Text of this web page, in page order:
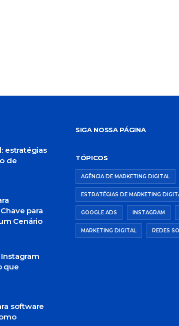
estratégias
de
para
Cenário
que
software
SIGA NOSSA PÁGINA
TÓPICOS
AGÊNCIA DE MARKETING DIGITAL
ESTRATÉGIAS DE MARKETING
GOOGLE ADS INSTAGRAM
MARKETING DIGITAL REDES